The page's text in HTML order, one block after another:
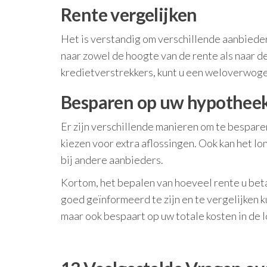
Rente vergelijken
Het is verstandig om verschillende
naar zowel de hoogte van de rente als naar
kredietverstrekkers, kunt u een
Besparen op uw
Er zijn verschillende manieren om te
kiezen voor extra aflossingen. Ook kan het
bij andere aanbieders.
Kortom, het bepalen van hoeveel rente u
goed geïnformeerd te zijn en te vergelijken
maar ook bespaart op uw totale kosten in de